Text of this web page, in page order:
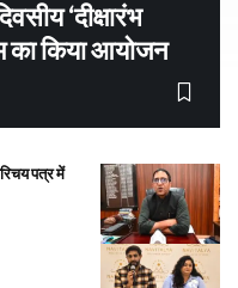
‘दीक्षारंभ
का किया आयोजन
पत्र में